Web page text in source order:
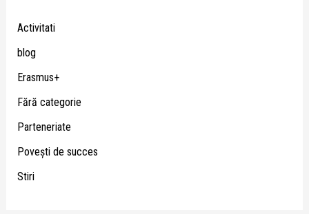
Activitati
blog
Erasmus+
Fără categorie
Parteneriate
Poveşti de succes
Stiri